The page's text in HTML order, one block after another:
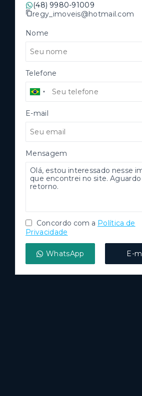
(48) 9980-91009
regy_imoveis@hotmail.com
Nome
Telefone
E-mail
Mensagem
Concordo com a Política de
Privacidade
WhatsApp E-